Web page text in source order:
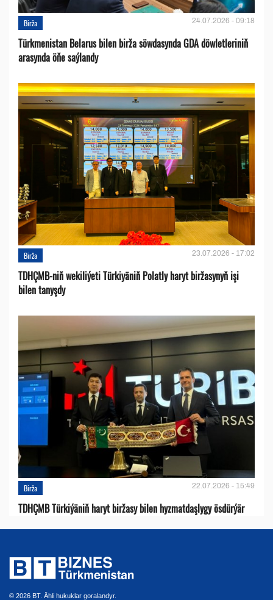
Birža 24.07.2026 - 09:18
Türkmenistan Belarus bilen birža söwdasynda GDA döwletleriniň
arasynda öňe saýlandy
Birža 23.07.2026 - 17:02
TDHÇMB-niň wekiliýeti Türkiyäniň Polatly haryt biržasynyň işi
bilen tanyşdy
Birža 22.07.2026 - 15:49
TDHÇMB Türkiýäniň haryt biržasy bilen hyzmatdaşlygy ösdürýär
© 2026 BT. Ähli hukuklar goralandyr.